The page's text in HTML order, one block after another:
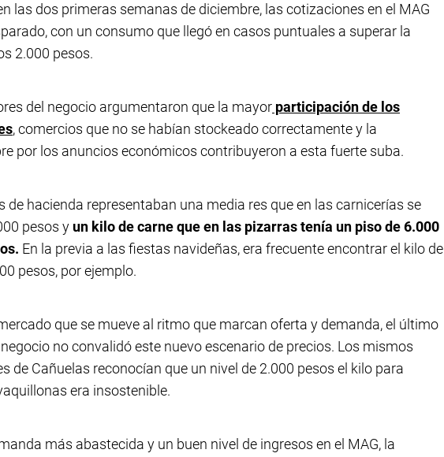
las dos primeras semanas de diciembre, las cotizaciones en el MAG
con un consumo que llegó en casos puntuales a superar la
2.000 pesos.
del negocio argumentaron que la mayor participación de los
, comercios que no se habían stockeado correctamente y la
por los anuncios económicos contribuyeron a esta fuerte suba.
de hacienda representaban una media res que en las carnicerías se
pesos y un kilo de carne que en las pizarras tenía un piso de 6.000
En la previa a las fiestas navideñas, era frecuente encontrar el kilo de
pesos, por ejemplo.
que se mueve al ritmo que marcan oferta y demanda, el último
no convalidó este nuevo escenario de precios. Los mismos
de Cañuelas reconocían que un nivel de 2.000 pesos el kilo para
era insostenible.
más abastecida y un buen nivel de ingresos en el MAG, la